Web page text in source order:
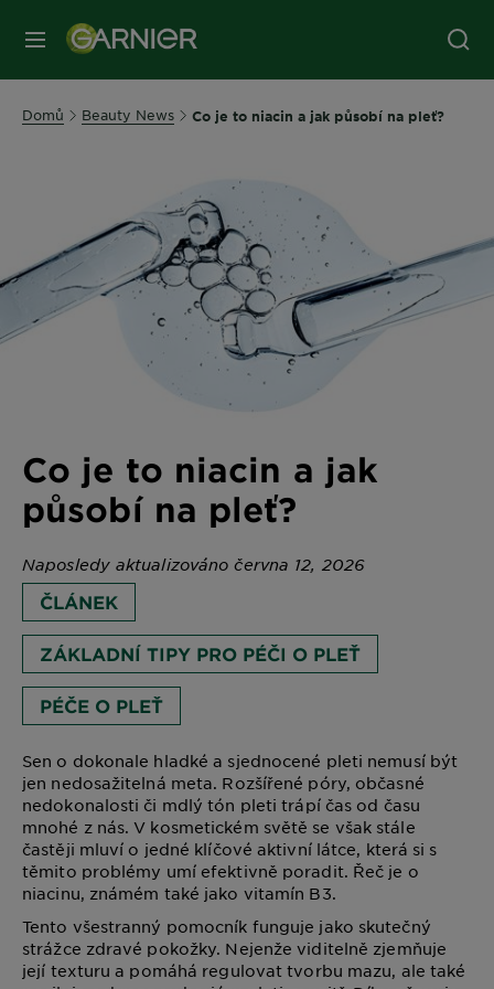
MENU
Domů Beauty News Co je to niacin a jak působí na pleť?
Co je to niacin a jak
působí na pleť?
Naposledy aktualizováno června 12, 2026
ČLÁNEK
ZÁKLADNÍ TIPY PRO PÉČI O PLEŤ
PÉČE O PLEŤ
Sen o dokonale hladké a sjednocené pleti nemusí být
jen nedosažitelná meta. Rozšířené póry, občasné
nedokonalosti či mdlý tón pleti trápí čas od času
mnohé z nás. V kosmetickém světě se však stále
častěji mluví o jedné klíčové aktivní látce, která si s
těmito problémy umí efektivně poradit. Řeč je o
niacinu, známém také jako vitamín B3.
Tento všestranný pomocník funguje jako skutečný
strážce zdravé pokožky. Nejenže viditelně zjemňuje
její texturu a pomáhá regulovat tvorbu mazu, ale také